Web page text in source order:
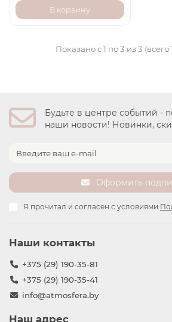
В корзину
Показано с 1 по 3 из 3 (всего
Будьте в центре событий -
наши новости! Новинки,
Оформить
Я прочитал и согласен с условиями
Наши контакты
+375 (29) 190-35-81
+375 (29) 190-35-41
info@atmosfera.by
Наш адрес